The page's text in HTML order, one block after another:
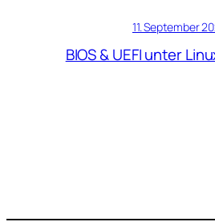
11. September
BIOS & UEFI unter